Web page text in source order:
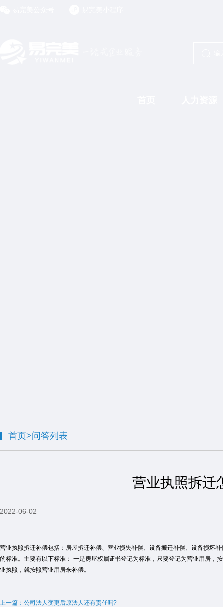
首页>问答列表
营业执照拆迁
2022-06-02
营业执照拆迁补偿包括：房屋拆迁补偿、营业损失补偿、设备搬迁补偿、设备损坏
的标准。主要有以下标准： 一是房屋权属证书登记为标准，只要登记为营业用房，
业执照，就按照营业用房来补偿。
上一篇：公司法人变更后原法人还有责任吗?